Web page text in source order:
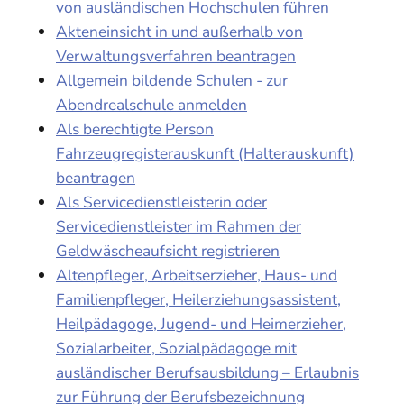
von ausländischen Hochschulen führen
Akteneinsicht in und außerhalb von
Verwaltungsverfahren beantragen
Allgemein bildende Schulen - zur
Abendrealschule anmelden
Als berechtigte Person
Fahrzeugregisterauskunft (Halterauskunft)
beantragen
Als Servicedienstleisterin oder
Servicedienstleister im Rahmen der
Geldwäscheaufsicht registrieren
Altenpfleger, Arbeitserzieher, Haus- und
Familienpfleger, Heilerziehungsassistent,
Heilpädagoge, Jugend- und Heimerzieher,
Sozialarbeiter, Sozialpädagoge mit
ausländischer Berufsausbildung – Erlaubnis
zur Führung der Berufsbezeichnung